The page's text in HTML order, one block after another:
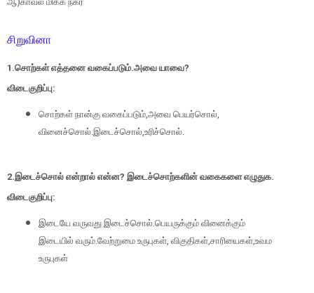
சிறுவினா
1.சொற்கள் எத்தனை வகைப்படும்.அவை யாவை?
விடைகுறிப்பு:
சொற்கள் நான்கு வகைப்படும்,அவை பெயர்சொல்,
வினைச்சொல்.இடைச்சொல்,உரிச்சொல்.
2.இடைச்சொல் என்றால் என்ன? இடைச்சொற்களின் வகைகளை எழுதுக.
விடைகுறிப்பு:
இடையே வருவது இடைச்சொல்.பெயருக்கும் வினைக்கும்
இடையில் வரும்.வேற்றுமை உருபுகள், விகுதிகள்,சாரியைகள்,உவம
உருபுகள்